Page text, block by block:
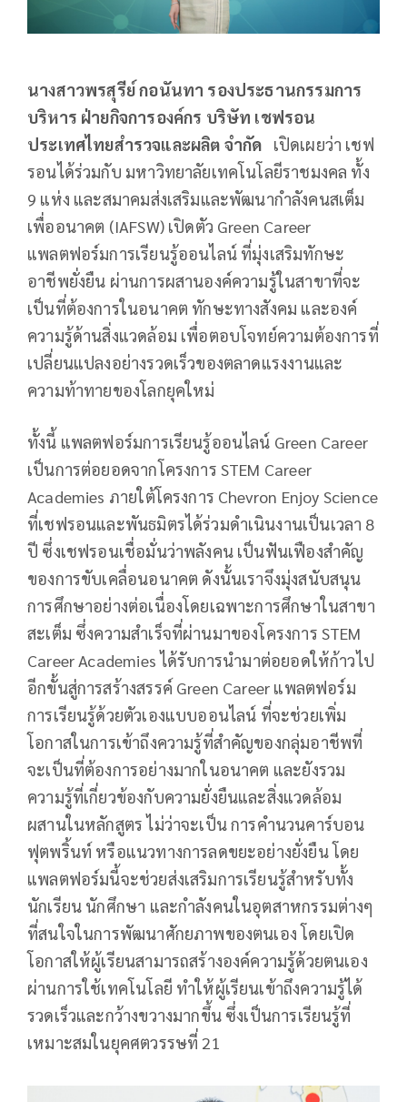
นางสาวพรสุรีย์ กอนันทา รองประธานกรรมการ
บริหาร ฝ่ายกิจการองค์กร บริษัท เชฟรอน
ประเทศไทยสำรวจและผลิต จำกัด เปิดเผยว่า เชฟ
รอนได้ร่วมกับ มหาวิทยาลัยเทคโนโลยีราชมงคล ทั้ง
9 แห่ง และสมาคมส่งเสริมและพัฒนากำลังคนสเต็ม
เพื่ออนาคต (IAFSW) เปิดตัว Green Career
แพลตฟอร์มการเรียนรู้ออนไลน์ ที่มุ่งเสริมทักษะ
อาชีพยั่งยืน ผ่านการผสานองค์ความรู้ในสาขาที่จะ
เป็นที่ต้องการในอนาคต ทักษะทางสังคม และองค์
ความรู้ด้านสิ่งแวดล้อม เพื่อตอบโจทย์ความต้องการที่
เปลี่ยนแปลงอย่างรวดเร็วของตลาดแรงงานและ
ความท้าทายของโลกยุคใหม่
ทั้งนี้ แพลตฟอร์มการเรียนรู้ออนไลน์ Green Career
เป็นการต่อยอดจากโครงการ STEM Career
Academies ภายใต้โครงการ Chevron Enjoy Science
ที่เชฟรอนและพันธมิตรได้ร่วมดำเนินงานเป็นเวลา 8
ปี ซึ่งเชฟรอนเชื่อมั่นว่าพลังคน เป็นฟันเฟืองสำคัญ
ของการขับเคลื่อนอนาคต ดังนั้นเราจึงมุ่งสนับสนุน
การศึกษาอย่างต่อเนื่องโดยเฉพาะการศึกษาในสาขา
สะเต็ม ซึ่งความสำเร็จที่ผ่านมาของโครงการ STEM
Career Academies ได้รับการนำมาต่อยอดให้ก้าวไป
อีกขั้นสู่การสร้างสรรค์ Green Career แพลตฟอร์ม
การเรียนรู้ด้วยตัวเองแบบออนไลน์ ที่จะช่วยเพิ่ม
โอกาสในการเข้าถึงความรู้ที่สำคัญของกลุ่มอาชีพที่
จะเป็นที่ต้องการอย่างมากในอนาคต และยังรวม
ความรู้ที่เกี่ยวข้องกับความยั่งยืนและสิ่งแวดล้อม
ผสานในหลักสูตร ไม่ว่าจะเป็น การคำนวนคาร์บอน
ฟุตพริ้นท์ หรือแนวทางการลดขยะอย่างยั่งยืน โดย
แพลตฟอร์มนี้จะช่วยส่งเสริมการเรียนรู้สำหรับทั้ง
นักเรียน นักศึกษา และกำลังคนในอุตสาหกรรมต่างๆ
ที่สนใจในการพัฒนาศักยภาพของตนเอง โดยเปิด
โอกาสให้ผู้เรียนสามารถสร้างองค์ความรู้ด้วยตนเอง
ผ่านการใช้เทคโนโลยี ทำให้ผู้เรียนเข้าถึงความรู้ได้
รวดเร็วและกว้างขวางมากขึ้น ซึ่งเป็นการเรียนรู้ที่
เหมาะสมในยุคศตวรรษที่ 21